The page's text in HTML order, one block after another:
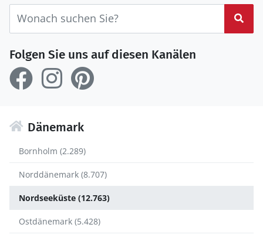
Folgen Sie uns auf diesen Kanälen
Dänemark
Bornholm (2.289)
Norddänemark (8.707)
Nordseeküste (12.763)
Ostdänemark (5.428)